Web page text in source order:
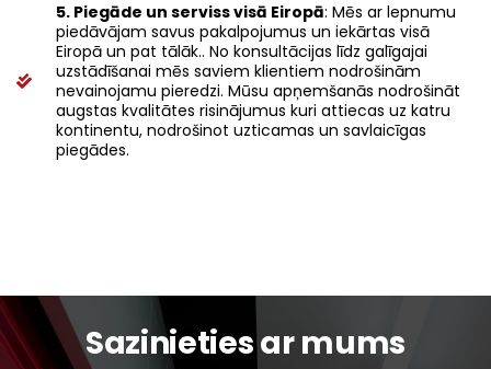
5. Piegāde un serviss visā Eiropā: Mēs ar lepnumu
piedāvājam savus pakalpojumus un iekārtas visā
Eiropā un pat tālāk.. No konsultācijas līdz galīgajai
uzstādīšanai mēs saviem klientiem nodrošinām
nevainojamu pieredzi. Mūsu apņemšanās nodrošināt
augstas kvalitātes risinājumus kuri attiecas uz katru
kontinentu, nodrošinot uzticamas un savlaicīgas
piegādes.
Sazinieties ar mums